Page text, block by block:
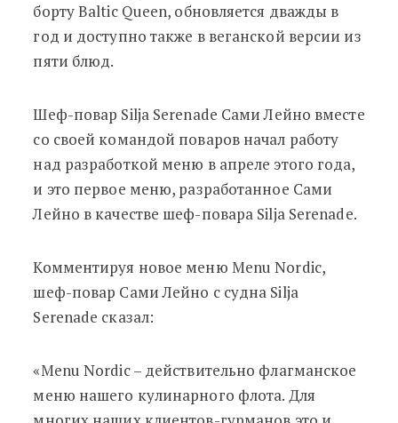
борту Baltic Queen, обновляется дважды в
год и доступно также в веганской версии из
пяти блюд.
Шеф-повар Silja Serenade Сами Лейно вместе
со своей командой поваров начал работу
над разработкой меню в апреле этого года,
и это первое меню, разработанное Сами
Лейно в качестве шеф-повара Silja Serenade.
Комментируя новое меню Menu Nordic,
шеф-повар Сами Лейно с судна Silja
Serenade сказал:
«Menu Nordic – действительно флагманское
меню нашего кулинарного флота. Для